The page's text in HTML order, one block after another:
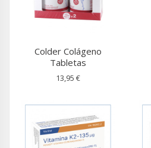
Colder Colágeno
Tabletas
13,95 €